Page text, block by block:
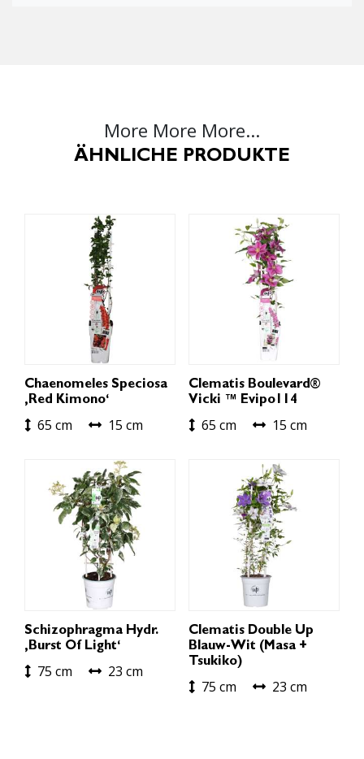
More More More...
ÄHNLICHE PRODUKTE
Chaenomeles Speciosa
‚Red Kimono‘
65 cm 15 cm
Clematis Boulevard®
Vicki ™ Evipo114
65 cm 15 cm
Schizophragma Hydr.
‚Burst Of Light‘
75 cm 23 cm
Clematis Double Up
Blauw-Wit (Masa +
Tsukiko)
75 cm 23 cm